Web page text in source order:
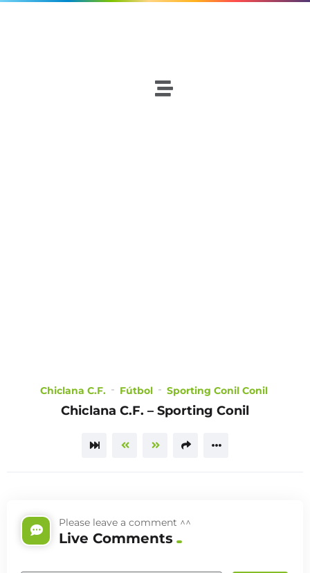
CHOOSE
A PLAN
Chiclana C.F. Fútbol Sporting Conil Conil
Chiclana C.F. – Sporting Conil
Please leave a comment ^^
Live Comments